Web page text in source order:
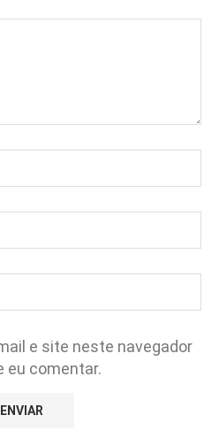
e site neste navegador
eu comentar.